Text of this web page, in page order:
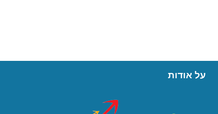
על אודות